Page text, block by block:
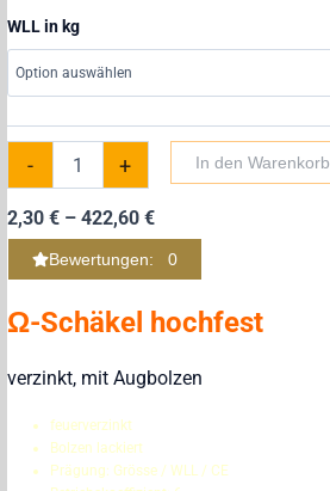
WLL in kg
-
Ω-
Schäkel
hochfest,
geschweift,
Menge
+ In den Warenkorb
2,30€ –422,60€
Bewertungen: 0
Ω-Schäkel hochfest
verzinkt, mit Augbolzen
feuerverzinkt
Bolzen lackiert
Prägung: Grösse / WLL / CE